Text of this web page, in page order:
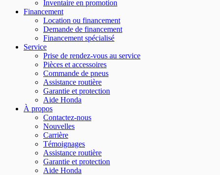
Inventaire en promotion
Financement
Location ou financement
Demande de financement
Financement spécialisé
Service
Prise de rendez-vous au service
Pièces et accessoires
Commande de pneus
Assistance routière
Garantie et protection
Aide Honda
À propos
Contactez-nous
Nouvelles
Carrière
Témoignages
Assistance routière
Garantie et protection
Aide Honda